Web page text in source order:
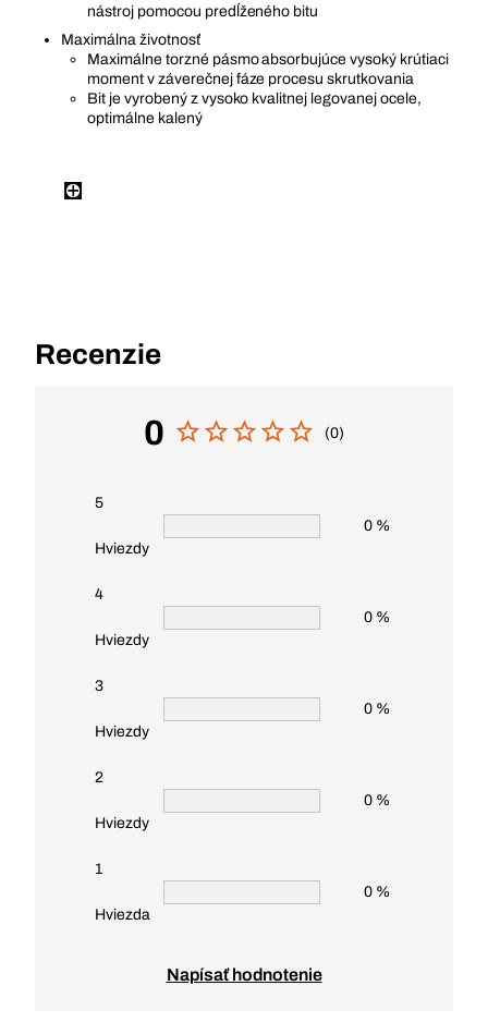
nástroj pomocou predĺženého bitu
Maximálna životnosť
Maximálne torzné pásmo absorbujúce vysoký krútiaci
moment v záverečnej fáze procesu skrutkovania
Bit je vyrobený z vysoko kvalitnej legovanej ocele,
optimálne kalený
Recenzie
0 (0)
5
Hviezdy
0 %
4
Hviezdy
0 %
3
Hviezdy
0 %
2
Hviezdy
0 %
1
Hviezda
0 %
Napísať hodnotenie